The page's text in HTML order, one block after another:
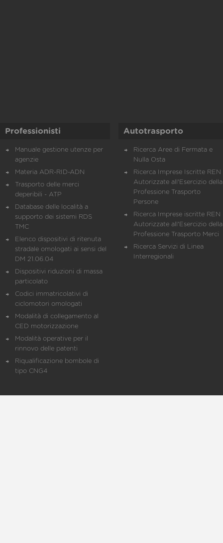
Professionisti
Manuale gestione utenze per
agenzie
Materia ADR-RID-ADN
Trasporto delle merci
deperibili - ATP
Database delle località a
supporto dei sistemi RDS
TMC
Elenco dispositivi di ritenuta
stradale omologati ai sensi del
DM 21.06.04
Dispositivi riduzioni di massa
particolato
Codici immatricolativi di
ciclomotori omologati
Modalità di collegamento al
CED motorizzazione
Modalità operative per il
rinnovo delle patenti
Riqualificazione bombole di
tipo CNG4
Autotrasporto
Ricerca Aree di Fermata e
Nulla Osta
Ricerca Imprese Iscritte REN
Autorizzate all'Esercizio della
Professione Trasporto
Persone
Ricerca Imprese iscritte REN
Autorizzate all'Esercizio della
Professione Trasporto Merci
Ricerca Servizi di Linea
Interregionali